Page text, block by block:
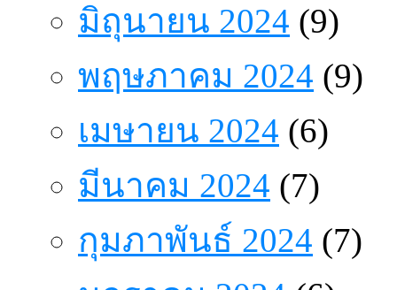
มิถุนายน 2024 (9)
พฤษภาคม 2024 (9)
เมษายน 2024 (6)
มีนาคม 2024 (7)
กุมภาพันธ์ 2024 (7)